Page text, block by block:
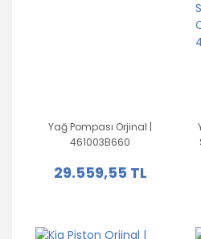
Yağ Pompası Orjinal |
461003B660
29.559,55 TL